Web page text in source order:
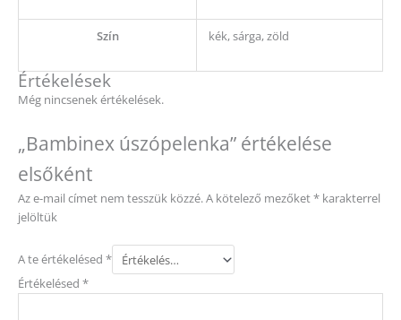
Szín kék, sárga, zöld
Értékelések
Még nincsenek értékelések.
„Bambinex úszópelenka” értékelése
elsőként
Az e-mail címet nem tesszük közzé.A kötelező mezőket* karakterrel
jelöltük
A te értékelésed *
Értékelésed *